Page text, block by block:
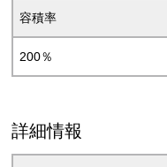
容積率
200％
詳細情報